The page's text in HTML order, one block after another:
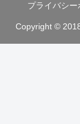
プライバシー
Copyright ©